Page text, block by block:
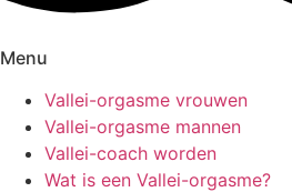
Menu
Vallei-orgasme vrouwen
Vallei-orgasme mannen
Vallei-coach worden
Wat is een Vallei-orgasme?